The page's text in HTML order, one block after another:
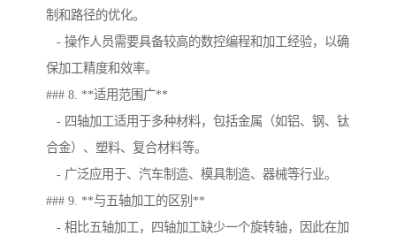
制和路径的优化。
- 操作人员需要具备较高的数控编程和加工经验，以确
保加工精度和效率。
### 8. **适用范围广**
- 四轴加工适用于多种材料，包括金属（如铝、钢、钛
合金）、塑料、复合材料等。
- 广泛应用于、汽车制造、模具制造、器械等行业。
### 9. **与五轴加工的区别**
- 相比五轴加工，四轴加工缺少一个旋转轴，因此在加